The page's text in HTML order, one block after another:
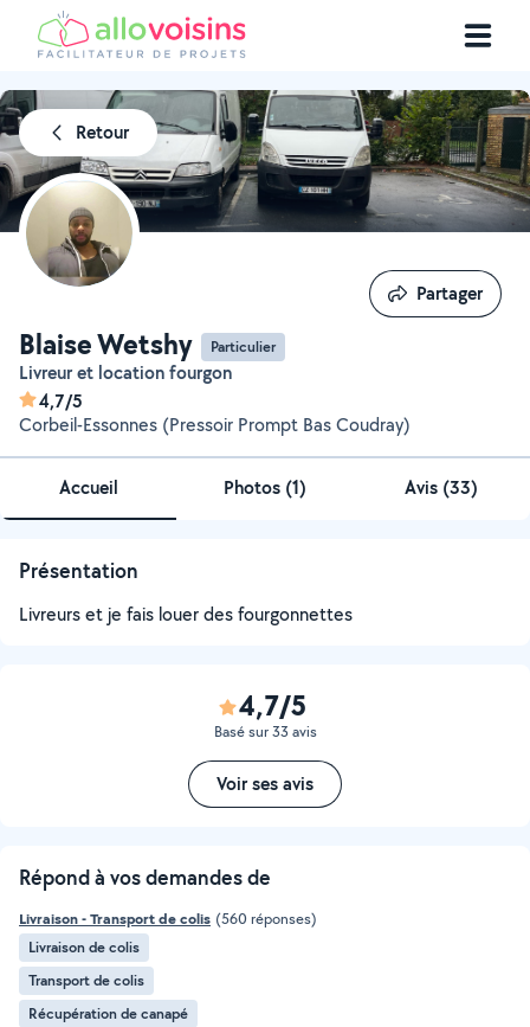
Retour
Blaise Wetshy Particulier
Livreur et location fourgon
4,7/5
Corbeil-Essonnes (Pressoir Prompt Bas Coudray)
Partager
Partager
Accueil Photos (1) Avis (33)
Présentation
Livreurs et je fais louer des fourgonnettes
4,7/5
Basé sur 33 avis
Voir ses avis
Répond à vos demandes de
Livraison - Transport de colis (560 réponses)
Livraison de colis
Transport de colis
Récupération de canapé